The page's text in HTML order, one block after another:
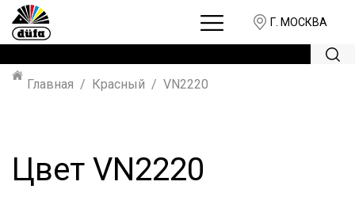
Г. МОСКВА
Главная Красный VN2220
Цвет VN2220